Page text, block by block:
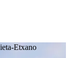
Etxano